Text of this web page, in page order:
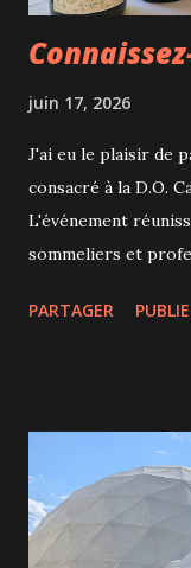
juin 17, 2026
J'ai eu le plaisir de
consacré à la D.O.
L'événement
sommeliers et
que ce vin
sommelière
Cava, nous avons
classifications et
emblématique. J'ai
PARTAGER